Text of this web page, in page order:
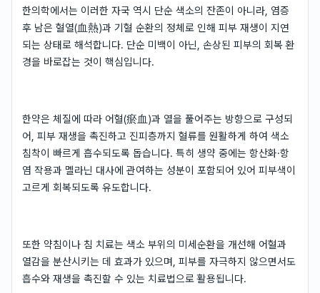
한의학에서는 이러한 자국 역시 단순 색소의 잔존이 아니라, 염증
후 남은 혈열(血熱)과 기혈 순환의 정체로 인해 피부 재생이 지연
되는 상태로 해석합니다. 단순 미백이 아닌, 손상된 피부의 회복 환
경을 바로잡는 것이 핵심입니다.
한약은 체질에 따라 어혈(瘀血)과 열을 풀어주는 방향으로 구성되
어, 피부 재생을 촉진하고 진피층까지 혈류를 원활하게 하여 색소
침착이 빠르게 흡수되도록 돕습니다. 특히 생약 중에는 항산화·항
염 작용과 멜라닌 대사에 관여하는 성분이 포함되어 있어 피부색이
고르게 회복되도록 유도합니다.
또한 약침이나 침 치료는 색소 부위의 미세순환을 개선해 어혈과
열감을 분산시키는 데 효과가 있으며, 피부를 자극하지 않으면서도
흡수와 재생을 촉진할 수 있는 치료법으로 활용됩니다.